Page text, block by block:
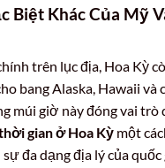
Biệt Khác Của Mỹ
trên lục địa, Hoa Kỳ
bang Alaska, Hawaii và
múi giờ này đóng vai trò
gian ở Hoa Kỳ một
đa dạng địa lý của quốc